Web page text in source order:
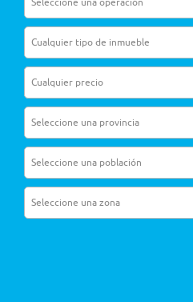
CONTACTO